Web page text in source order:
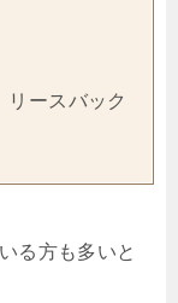
ースバック
る方も多いと